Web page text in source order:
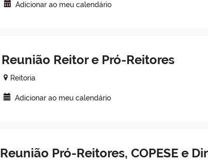
Adicionar ao meu calendário
Reunião Reitor e Pró-Reitores
Reitoria
Adicionar ao meu calendário
Reunião Pró-Reitores, COPESE e